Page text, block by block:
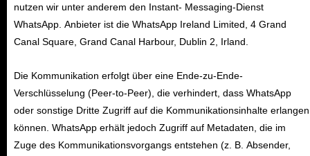
nutzen wir unter anderem den Instant- Messaging-Dienst
WhatsApp. Anbieter ist die WhatsApp Ireland Limited, 4 Grand
Canal Square, Grand Canal Harbour, Dublin 2, Irland.
Die Kommunikation erfolgt über eine Ende-zu-Ende-
Verschlüsselung (Peer-to-Peer), die verhindert, dass WhatsApp
oder sonstige Dritte Zugriff auf die Kommunikationsinhalte erlangen
können. WhatsApp erhält jedoch Zugriff auf Metadaten, die im
Zuge des Kommunikationsvorgangs entstehen (z. B. Absender,